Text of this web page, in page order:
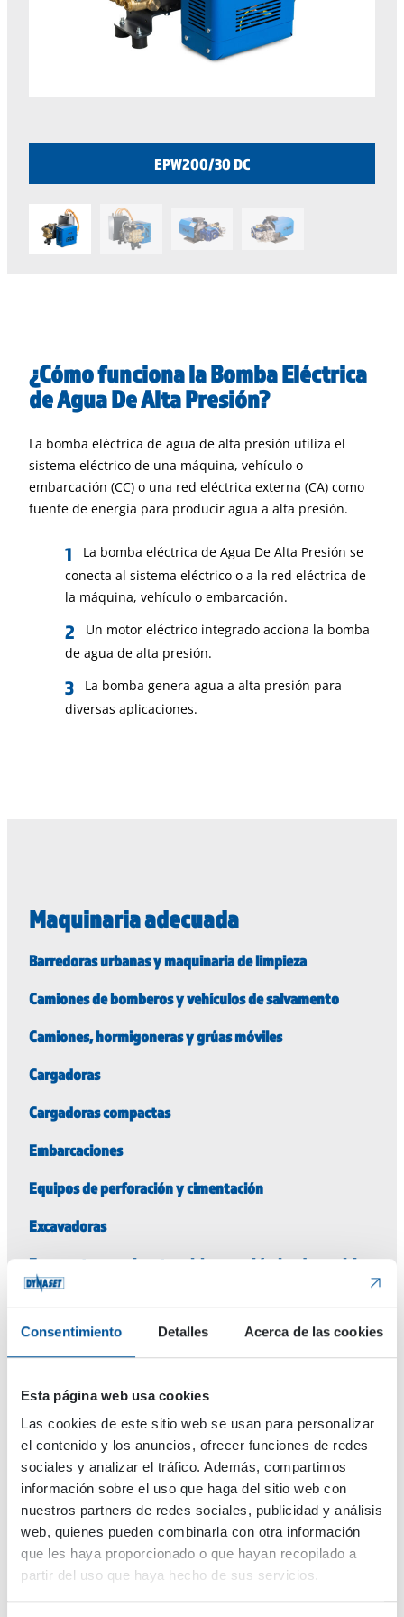
Consentimiento Detalles Acerca de las cookies
Esta página web usa cookies
Las cookies de este sitio web se usan para personalizar
el contenido y los anuncios, ofrecer funciones de redes
sociales y analizar el tráfico. Además, compartimos
información sobre el uso que haga del sitio web con
nuestros partners de redes sociales, publicidad y análisis
web, quienes pueden combinarla con otra información
que les haya proporcionado o que hayan recopilado a
partir del uso que haya hecho de sus servicios.
EPW200/30 DC
¿Cómo funciona la Bomba Eléctrica
de Agua De Alta Presión?
La bomba eléctrica de agua de alta presión utiliza el
sistema eléctrico de una máquina, vehículo o
embarcación (CC) o una red eléctrica externa (CA) como
fuente de energía para producir agua a alta presión.
La bomba eléctrica de Agua De Alta Presión se
conecta al sistema eléctrico o a la red eléctrica de
la máquina, vehículo o embarcación.
Un motor eléctrico integrado acciona la bomba
de agua de alta presión.
La bomba genera agua a alta presión para
diversas aplicaciones.
Maquinaria adecuada
Barredoras urbanas y maquinaria de limpieza
Camiones de bomberos y vehículos de salvamento
Camiones, hormigoneras y grúas móviles
Cargadoras
Cargadoras compactas
Embarcaciones
Equipos de perforación y cimentación
Excavadoras
Furgonetas, camionetas pickup y vehículos de servicio
Máquinas para minería
Máquinas y cosechadoras forestales
Plataformas elevadoras
Soluciones industriales
Tractores y maquinaria agrícola
Trituradoras y cribadoras
Vagones